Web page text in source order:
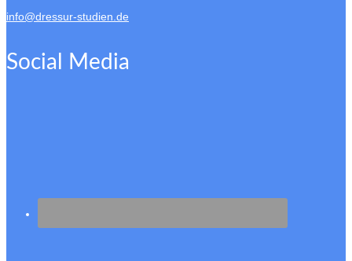
info@dressur-studien.de
Social Media